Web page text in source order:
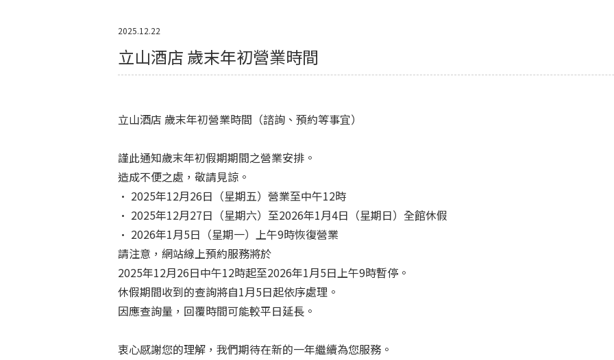
2025.12.22
立山酒店 歲末年初營業時間
立山酒店 歲末年初營業時間（諮詢、預約等事宜）
謹此通知歲末年初假期期間之營業安排。
造成不便之處，敬請見諒。
• 2025年12月26日（星期五）營業至中午12時
• 2025年12月27日（星期六）至2026年1月4日（星期日）全館休假
• 2026年1月5日（星期一）上午9時恢復營業
請注意，網站線上預約服務將於
2025年12月26日中午12時起至2026年1月5日上午9時暫停。
休假期間收到的查詢將自1月5日起依序處理。
因應查詢量，回覆時間可能較平日延長。
衷心感謝您的理解，我們期待在新的一年繼續為您服務。